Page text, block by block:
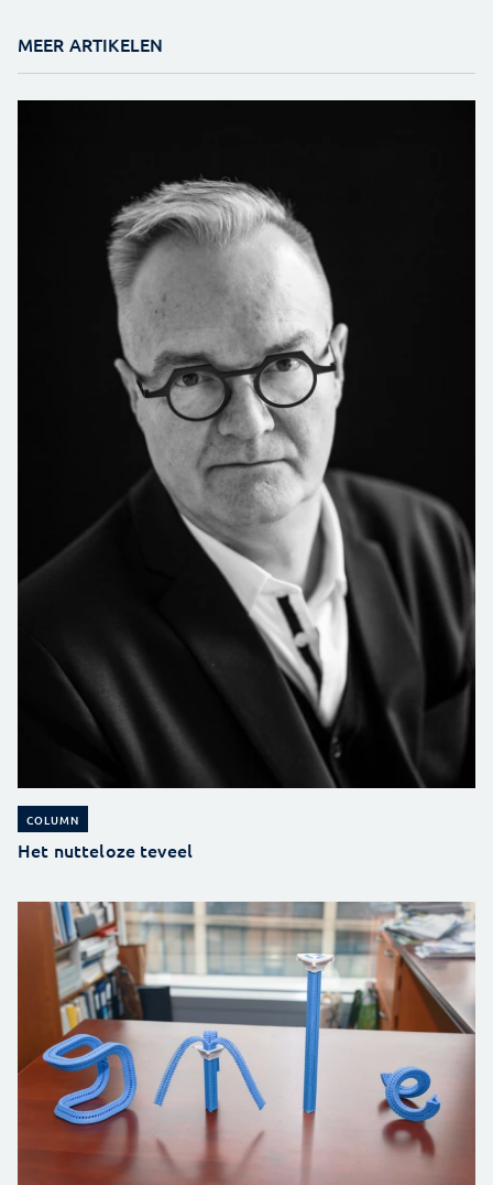
MEER ARTIKELEN
COLUMN
Het nutteloze teveel